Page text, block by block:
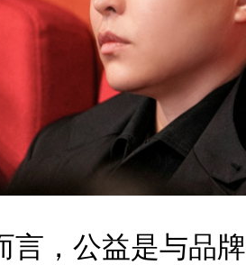
言，公益是与品